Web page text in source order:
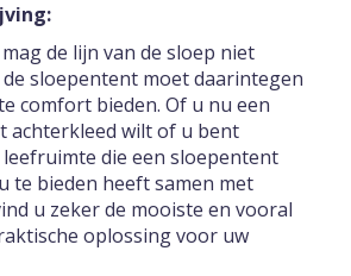
de lijn van de sloep niet
sloepentent moet daarintegen
comfort bieden. Of u nu een
achterkleed wilt of u bent
die een sloepentent
te bieden heeft samen met
u zeker de mooiste en vooral
oplossing voor uw